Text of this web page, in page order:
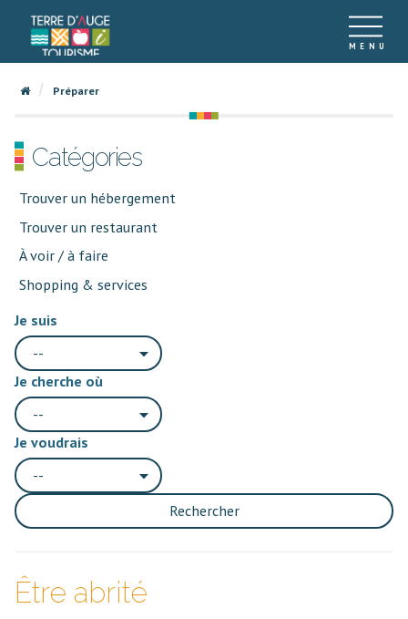
Préparer
Catégories
Trouver un hébergement
Trouver un restaurant
À voir / à faire
Shopping & services
Je suis
--
Je cherche où
--
Je voudrais
--
Rechercher
Être abrité